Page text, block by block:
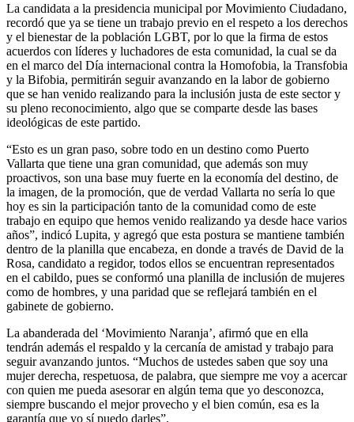
La candidata a la presidencia municipal por Movimiento Ciudadano,
recordó que ya se tiene un trabajo previo en el respeto a los derechos
y el bienestar de la población LGBT, por lo que la firma de estos
acuerdos con líderes y luchadores de esta comunidad, la cual se da
en el marco del Día internacional contra la Homofobia, la Transfobia
y la Bifobia, permitirán seguir avanzando en la labor de gobierno
que se han venido realizando para la inclusión justa de este sector y
su pleno reconocimiento, algo que se comparte desde las bases
ideológicas de este partido.
“Esto es un gran paso, sobre todo en un destino como Puerto
Vallarta que tiene una gran comunidad, que además son muy
proactivos, son una base muy fuerte en la economía del destino, de
la imagen, de la promoción, que de verdad Vallarta no sería lo que
hoy es sin la participación tanto de la comunidad como de este
trabajo en equipo que hemos venido realizando ya desde hace varios
años”, indicó Lupita, y agregó que esta postura se mantiene también
dentro de la planilla que encabeza, en donde a través de David de la
Rosa, candidato a regidor, todos ellos se encuentran representados
en el cabildo, pues se conformó una planilla de inclusión de mujeres
como de hombres, y una paridad que se reflejará también en el
gabinete de gobierno.
La abanderada del ‘Movimiento Naranja’, afirmó que en ella
tendrán además el respaldo y la cercanía de amistad y trabajo para
seguir avanzando juntos. “Muchos de ustedes saben que soy una
mujer derecha, respetuosa, de palabra, que siempre me voy a acercar
con quien me pueda asesorar en algún tema que yo desconozca,
siempre buscando el mejor provecho y el bien común, esa es la
garantía que yo sí puedo darles”.